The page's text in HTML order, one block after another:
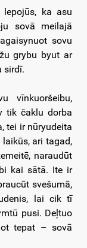
ka asu
sovā meilajā
sovu
grybu byut ar
sirdī.
vīnkuoršeibu,
tik čaklu dorba
tei ir nūryudeita
ari tagad,
naraudūt
kai sātā. Ite ir
svešumā,
lai cik tī
pusi. Deļtuo
tepat – sovā